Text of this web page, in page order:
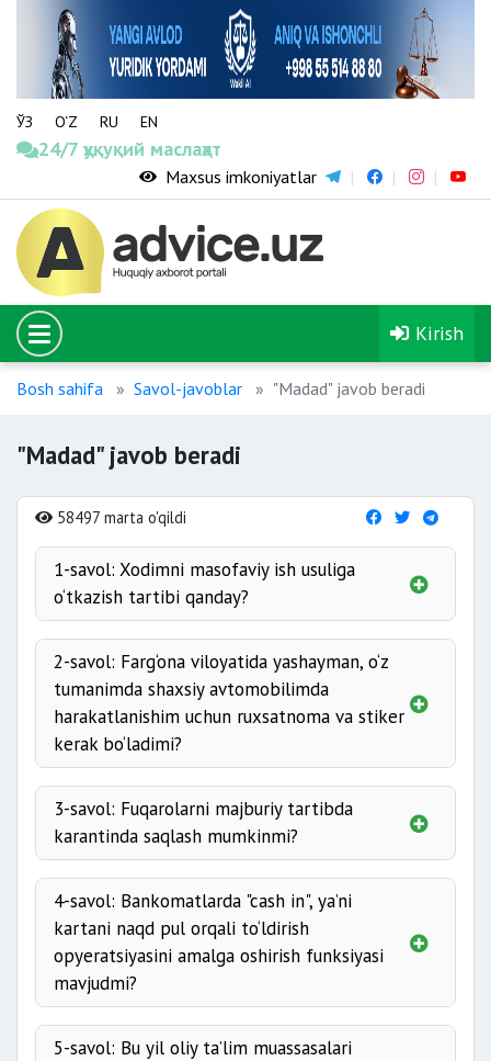
ЎЗ O‘Z RU EN
24/7 ҳуқуқий маслаҳат
Maxsus imkoniyatlar
Kirish
Bosh sahifa Savol-javoblar "Madad" javob beradi
"Madad" javob beradi
58497 marta o'qildi
1-savol: Xodimni masofaviy ish usuliga
o‘tkazish tartibi qanday?
2-savol: Farg‘ona viloyatida yashayman, o‘z
tumanimda shaxsiy avtomobilimda
harakatlanishim uchun ruxsatnoma va stiker
kerak bo‘ladimi?
3-savol: Fuqarolarni majburiy tartibda
karantinda saqlash mumkinmi?
4-savol: Bankomatlarda "cash in", ya’ni
kartani naqd pul orqali to‘ldirish
opyeratsiyasini amalga oshirish funksiyasi
mavjudmi?
5-savol: Bu yil oliy ta’lim muassasalari